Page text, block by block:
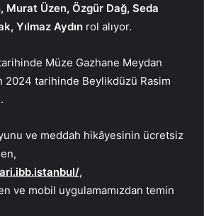
Murat Üzen, Özgür Dağ, Seda
Yılmaz Aydın rol alıyor.
Müze Gazhane Meydan
2024 tarihinde Beylikdüzü Rasim
ve meddah hikâyesinin ücretsiz
,
ve mobil uygulamamızdan temin